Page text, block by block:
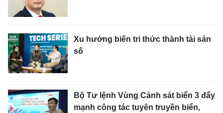
Xu hướng biến tri thức thành tài sản
số
Bộ Tư lệnh Vùng Cảnh sát biển 3 đẩy
mạnh công tác tuyên truyền biển,